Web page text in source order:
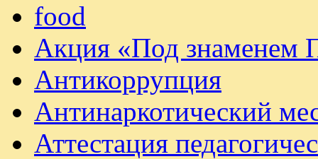
food
Акция «Под знаменем
Антикоррупция
Антинаркотический
Аттестация